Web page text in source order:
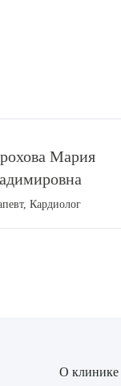
Мария
Кардиолог
О клинике